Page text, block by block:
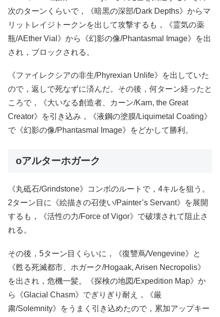
次のターンくらいで，《暗黒の深部/Dark Depths》からマ
リットレイジトークンを出して攻撃するも，《霊気の薬
瓶/AEther Vial》から《幻影の像/Phantasmal Image》を出
され，ブロックされる。
《ファイレクシアの非生/Phyrexian Unlife》を出していた
ので，返しで死なずに済んだ。その後，何ターン経ったと
ころで，《大いなる創造者、カーン/Karn, the Great
Creator》を引き込み，《液鋼の塗膜/Liquimetal Coating》
で《幻影の像/Phantasmal Image》をどかして勝利。
oアルターホガーク
《丸砥石/Grindstone》コンボのルートで，4キルを狙う。
2ターン目に《絵描きの召使い/Painter’s Servant》を展開
するも，《活性の力/Force of Vigor》で破壊されて阻止さ
れる。
その後，5ターン目くらいに，《復讐蔦/Vengevine》と
《甦る死滅都市、ホガーク/Hogaak, Arisen Necropolis》
を出され，危機一髪。《探検の地図/Expedition Map》か
ら《Glacial Chasm》でぎりぎり耐え，《厳
粛/Solemnity》をうまく引き込めたので，累加アップキー